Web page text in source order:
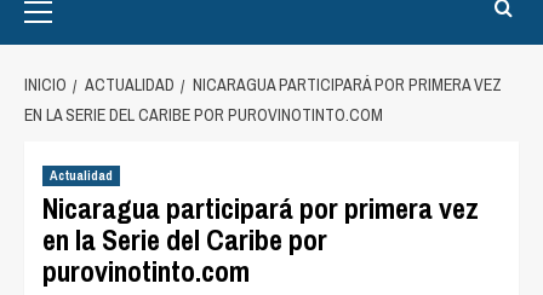
Menu
INICIO ACTUALIDAD
NICARAGUA PARTICIPARÁ POR PRIMERA VEZ
EN LA SERIE DEL CARIBE POR PUROVINOTINTO.COM
Actualidad
Nicaragua participará por primera vez
en la Serie del Caribe por
purovinotinto.com